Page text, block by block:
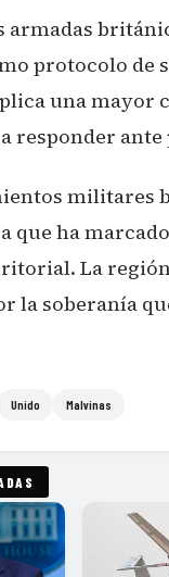
armadas
protocolo de
una mayor
responder ante
militares
que ha
La
la soberanía
Unido Malvinas